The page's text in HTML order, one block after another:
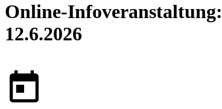
Online-
12.6.2026